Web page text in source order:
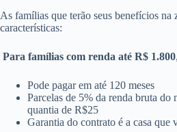
As famílias que terão seus benefícios na
características:
Para famílias com renda até R$ 1.800
Pode pagar em até 120 meses
Parcelas de 5% da renda bruta
quantia de R$25
Garantia do contrato é a casa que